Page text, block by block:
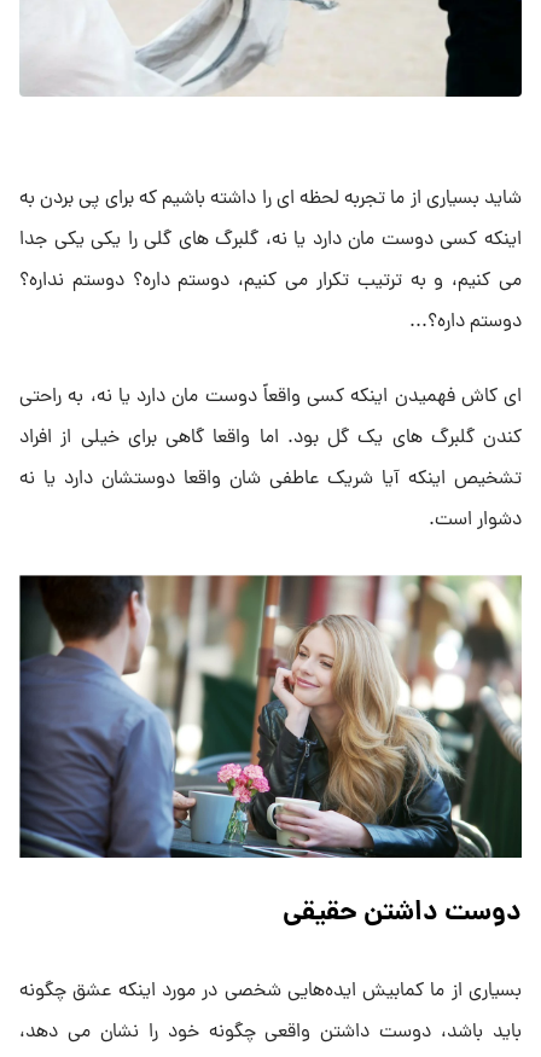
شاید بسیاری از ما تجربه لحظه ای را داشته باشیم که برای پی بردن به
اینکه کسی دوست مان دارد یا نه، گلبرگ های گلی را یکی یکی جدا
می کنیم، و به ترتیب تکرار می کنیم، دوستم داره؟ دوستم نداره؟
دوستم داره؟...
ای کاش فهمیدن اینکه کسی واقعاً دوست مان دارد یا نه، به راحتی
کندن گلبرگ های یک گل بود. اما واقعا گاهی برای خیلی از افراد
تشخیص اینکه آیا شریک عاطفی شان واقعا دوستشان دارد یا نه
دشوار است.
دوست داشتن حقیقی
بسیاری از ما کمابیش ایده‌هایی شخصی در مورد اینکه عشق چگونه
باید باشد، دوست داشتن واقعی چگونه خود را نشان می دهد،